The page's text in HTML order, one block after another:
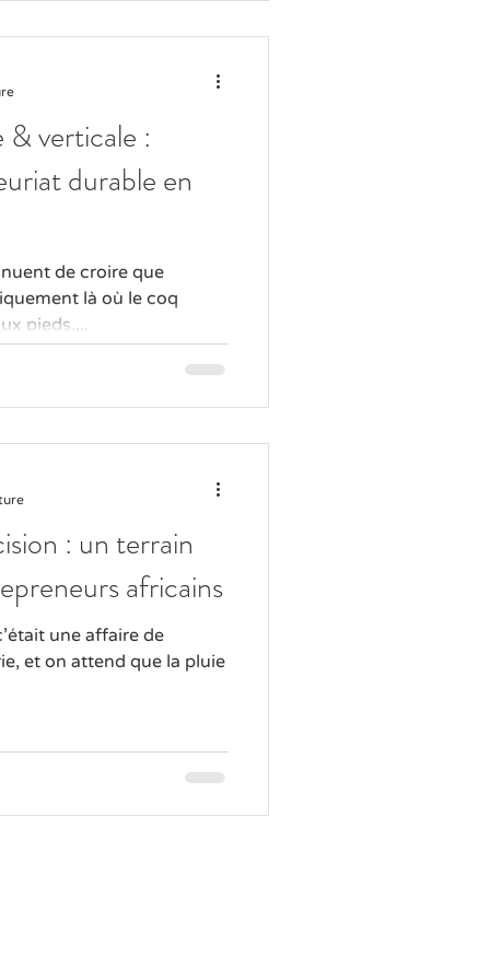
verticale :
durable en
de croire que
là où le coq
pieds,...
: un terrain
africains
une affaire de
et on attend que la pluie